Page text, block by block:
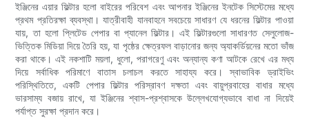
ইঞ্জিনের এয়ার ফিল্টার হলো বাইরের পরিবেশ এবং আপনার ইঞ্জিনের ইনটেক সিস্টেমের মধ্যে
প্রথম প্রতিরক্ষা ব্যবস্থা। যাত্রীবাহী যানবাহনে সবচেয়ে সাধারণ যে ধরনের ফিল্টার পাওয়া
যায়, তা হলো প্লিটেড পেপার বা প্যানেল ফিল্টার। এই ফিল্টারগুলো সাধারণত সেলুলোজ-
ভিত্তিক মিডিয়া দিয়ে তৈরি হয়, যা পৃষ্ঠের ক্ষেত্রফল বাড়ানোর জন্য অ্যাকর্ডিয়নের মতো ভাঁজ
করা থাকে। এই নকশাটি ময়লা, ধুলো, পরাগরেণু এবং অন্যান্য কণা আটকে রেখে এর মধ্য
দিয়ে সর্বাধিক পরিমাণে বাতাস চলাচল করতে সাহায্য করে। স্বাভাবিক ড্রাইভিং
পরিস্থিতিতে, একটি পেপার ফিল্টার পরিস্রাবণ দক্ষতা এবং বায়ুপ্রবাহের বাধার মধ্যে
ভারসাম্য বজায় রাখে, যা ইঞ্জিনের শ্বাস-প্রশ্বাসকে উল্লেখযোগ্যভাবে বাধা না দিয়েই
পর্যাপ্ত সুরক্ষা প্রদান করে।